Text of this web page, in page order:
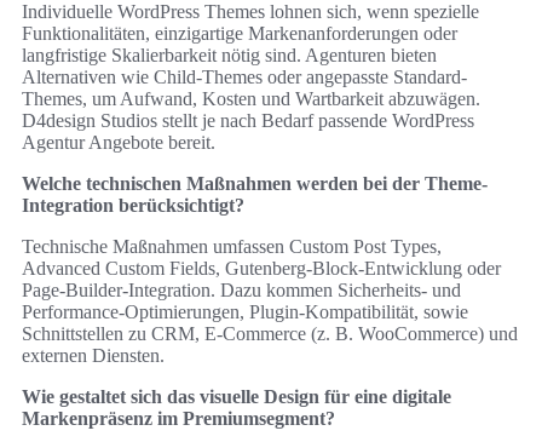
Individuelle WordPress Themes lohnen sich, wenn spezielle
Funktionalitäten, einzigartige Markenanforderungen oder
langfristige Skalierbarkeit nötig sind. Agenturen bieten
Alternativen wie Child-Themes oder angepasste Standard-
Themes, um Aufwand, Kosten und Wartbarkeit abzuwägen.
D4design Studios stellt je nach Bedarf passende WordPress
Agentur Angebote bereit.
Welche technischen Maßnahmen werden bei der Theme-
Integration berücksichtigt?
Technische Maßnahmen umfassen Custom Post Types,
Advanced Custom Fields, Gutenberg-Block-Entwicklung oder
Page-Builder-Integration. Dazu kommen Sicherheits‑ und
Performance‑Optimierungen, Plugin‑Kompatibilität, sowie
Schnittstellen zu CRM, E‑Commerce (z. B. WooCommerce) und
externen Diensten.
Wie gestaltet sich das visuelle Design für eine digitale
Markenpräsenz im Premiumsegment?